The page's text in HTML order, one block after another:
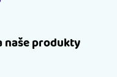
naše produkty